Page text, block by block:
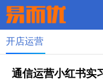
开店运营
通信运营小红书实